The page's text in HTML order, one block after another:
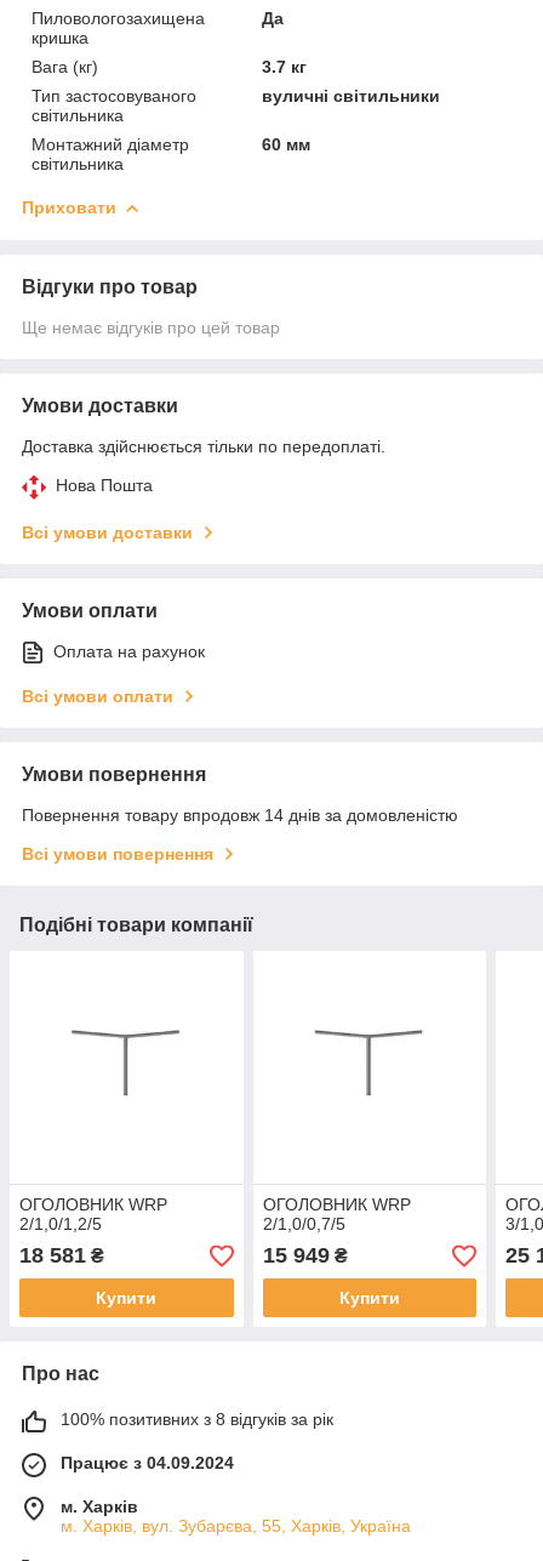
Пиловологозахищена
кришка
Да
Вага (кг)
3.7 кг
Тип застосовуваного
світильника
вуличні світильники
Монтажний діаметр
світильника
60 мм
Приховати
Відгуки про товар
Ще немає відгуків про цей товар
Умови доставки
Доставка здійснюється тільки по передоплаті.
Нова Пошта
Всі умови доставки
Умови оплати
Оплата на рахунок
Всі умови оплати
Умови повернення
Повернення товару впродовж 14 днів за домовленістю
Всі умови повернення
Подібні товари компанії
ОГОЛОВНИК WRP
2/1,0/1,2/5
18 581 ₴
Купити
ОГОЛОВНИК WRP
2/1,0/0,7/5
15 949₴
Купити
3/
25
Про нас
100% позитивних з 8 відгуків за рік
Працює з 04.09.2024
м. Харків
м. Харків, вул. Зубарєва, 55, Харків, Україна